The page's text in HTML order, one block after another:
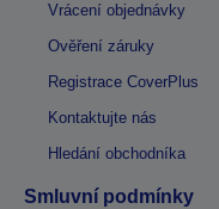
Vrácení objednávky
Ověření záruky
Registrace CoverPlus
Kontaktujte nás
Hledání obchodníka
Smluvní podmínky